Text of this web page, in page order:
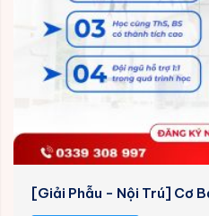
[Giải Phẫu - Nội Trú] Cơ